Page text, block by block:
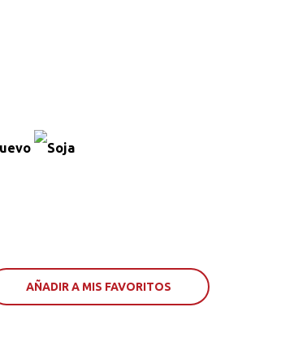
AÑADIR A MIS FAVORITOS